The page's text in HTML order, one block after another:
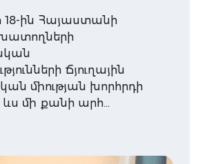
18-ին Հայաստանի
Ճյուղային
միության խորհրդի
մի քանի արհ…